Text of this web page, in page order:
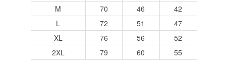
M
70 46
42
L
72 51
47
XL
76 56
52
2XL
79 60 55